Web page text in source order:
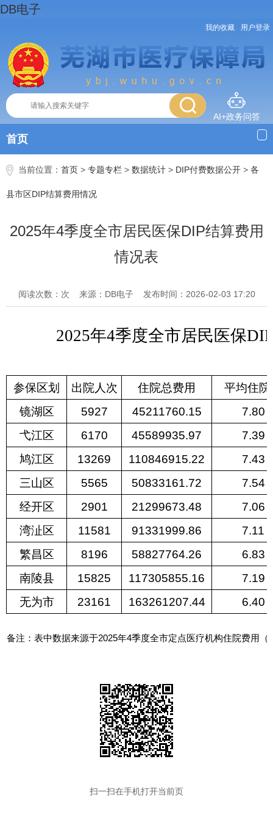
DB电子
我的收藏 用户登录
AI+政务问答
首页
当前位置： 首页 > 专题专栏 > 数据统计 > DIP付费数据公开 > 各
县市区DIP结算费用情况
2025年4季度全市居民医保DIP结算费用
情况表
阅读次数：次 来源：DB电子 发布时间：2026-02-03 17:20
2025年4季度全市居民医保
参保区划 出院人次 住院总费用
平均住院
镜湖区
5927 45211760.15
7.80
弋江区
6170 45589935.97
7.39
鸠江区
13269 110846915.22
7.43
三山区
5565 50833161.72
7.54
经开区
2901 21299673.48
7.06
湾沚区
11581 91331999.86
7.11
繁昌区
8196 58827764.26
6.83
南陵县
15825 117305855.16
7.19
无为市
23161 163261207.44 6.40
备注：表中数据来源于2025年4季度全市定点医疗机构住院费用
扫一扫在手机打开当前页